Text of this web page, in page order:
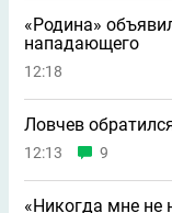
«Родина»
нападающего
12:18
Ловчев
12:13 9
«Никогда мне не